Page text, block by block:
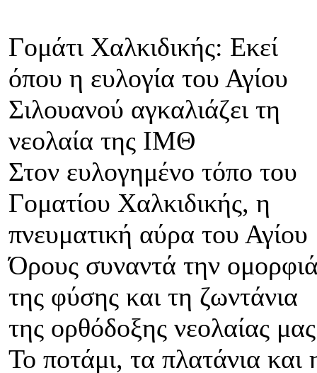
Γομάτι Χαλκιδικής: Εκεί
όπου η ευλογία του Αγίου
Σιλουανού αγκαλιάζει τη
νεολαία της ΙΜΘ
Στον ευλογημένο τόπο του
Γοματίου Χαλκιδικής, η
πνευματική αύρα του Αγίου
Όρους συναντά την
της φύσης και τη ζωντάνια
της ορθόδοξης νεολαίας
Το ποτάμι, τα πλατάνια και